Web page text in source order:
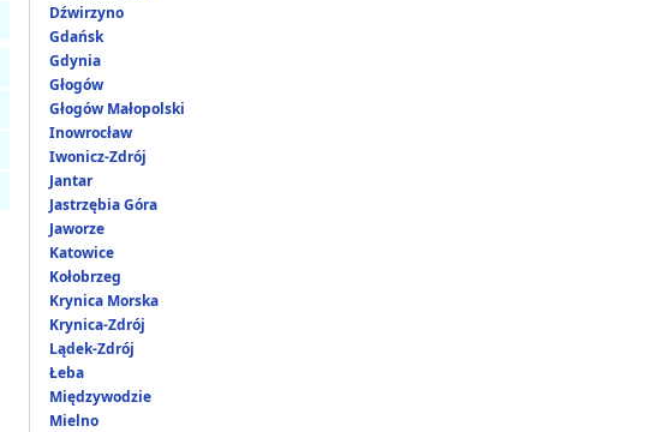
Dźwirzyno
Gdańsk
Gdynia
Głogów
Głogów Małopolski
Inowrocław
Iwonicz-Zdrój
Jantar
Jastrzębia Góra
Jaworze
Katowice
Kołobrzeg
Krynica Morska
Krynica-Zdrój
Lądek-Zdrój
Łeba
Międzywodzie
Mielno